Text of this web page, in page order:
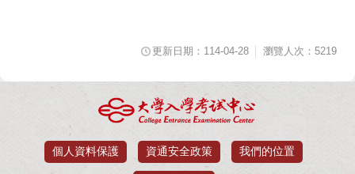
更新日期：114-04-28 瀏覽人次：5219
個人資料保護 資通安全政策 我們的位置